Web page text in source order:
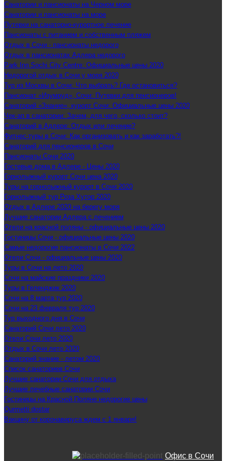
Санатории и пансионаты на Черном море
Санатории и пансионаты на море
Путевки на санаторно-курортное лечение
Пансионаты с питанием и собственным пляжем
Отдых в Сочи - пансионаты недорого
Отдых в пансионатах Адлера недорого
Park Inn Sochi City Centre: Официальные цены 2020
Недорогой отдых в Сочи у моря 2020
Тур из Москвы в Сочи: Что выбрать? Где остановиться?
Пансионат «Изумруд», Сочи: Путевки для пенсионеров!
Санаторий «Знание», курорт Сочи: Официальные цены 2020
Чек-ап в санатории: Зачем, для чего, сколько стоит?
Санаторий в Адлере: Отдых или лечение?
Фитнес-туры в Сочи: Как организовать и как заработать?!
Санаторий для пенсионеров в Сочи
Пансионаты Сочи 2020
Гостевые дома в Адлере - Цены 2020
Горнолыжный курорт Сочи цена 2020
Туры на горнолыжный курорт в Сочи 2020
Горнолыжный тур Роза Хутор 2020
Отдых в Адлере 2020 на берегу моря
Лучшие санатории Адлера с лечением
Отели на красной поляны - официальные цены 2020
Гостиницы Сочи - официальные цены 2020
Самые недорогие пансионаты в Сочи 2022
Отели Сочи - официальные цены 2020
Туры в Сочи на лето 2020
Сочи на майские праздники 2020
Туры в Геленджик 2020
Сочи на 8 марта тур 2020
Сочи на 23 февраля тур 2020
Тур выходного дня в Сочи
Санаторий Сочи лето 2020
Отели Сочи лето 2020
Отдых в Сочи лето 2020
Санаторий знание - летом 2020
Список санаториев Сочи
Лучшие санатории Сочи для отдыха
Лучшие лечебные санатории Сочи
Гостиницы на Красной Поляне недорогие цены
Qurmetti dostar
Вакцину от коронавируса ждем с 1 января!
Офис в Сочи